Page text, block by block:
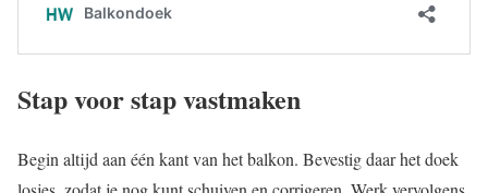
Stap voor stap vastmaken
Begin altijd aan één kant van het balkon. Bevestig daar het doek